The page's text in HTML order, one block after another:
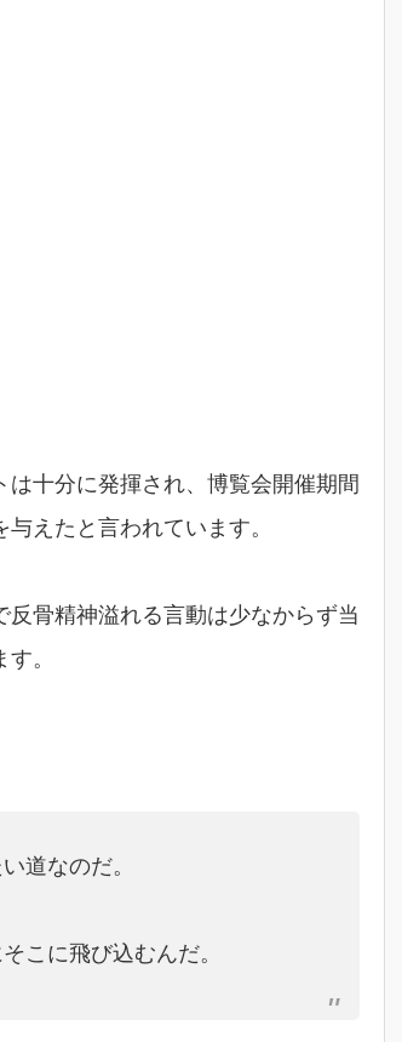
十分に発揮され、博覧会開催期間
えたと言われています。
骨精神溢れる言動は少なからず当
。
道なのだ。
こに飛び込むんだ。